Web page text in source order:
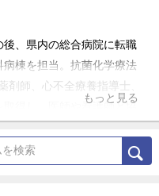
、県内の総合病院に転職
棟を担当。抗菌化学療法
剤師、心不全療養指導士、
取得し、医師や看護師と協
もっと見る